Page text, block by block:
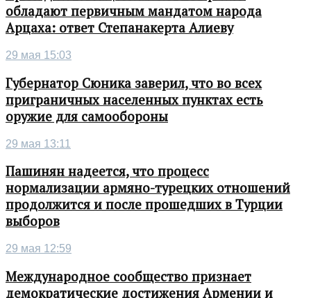
обладают первичным мандатом народа
Арцаха: ответ Степанакерта Алиеву
29 мая 15:03
Губернатор Сюника заверил, что во всех
приграничных населенных пунктах есть
оружие для самообороны
29 мая 13:11
Пашинян надеется, что процесс
нормализации армяно-турецких отношений
продолжится и после прошедших в Турции
выборов
29 мая 12:59
Международное сообщество признает
демократические достижения Армении и